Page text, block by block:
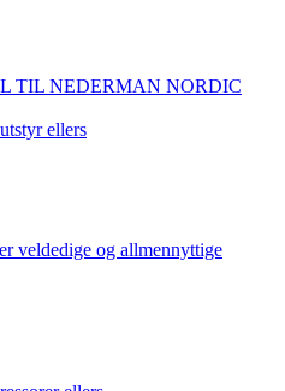
TIL NEDERMAN NORDIC
ellers
veldedige og allmennyttige